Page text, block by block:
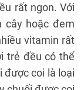
rất ngon. Với
cây hoặc đem
vitamin rất
trẻ đều có thể
được coi là loại